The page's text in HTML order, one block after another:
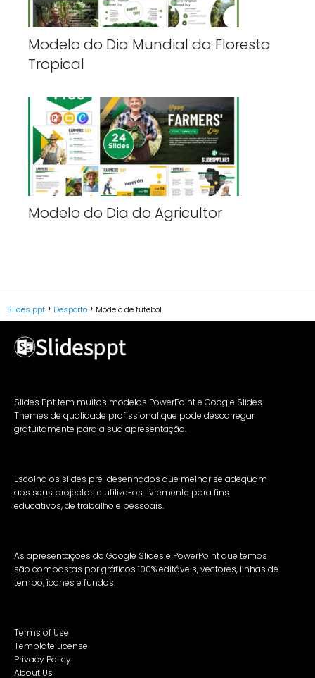
Modelo do Dia Mundial da Floresta
Tropical
Modelo do Dia do Agricultor
Slides ppt Desporto Modelo de futebol
Slides Ppt tem muitos modelos PowerPoint e Google Slides
Themes de qualidade profissional que pode descarregar
gratuitamente para a sua apresentação.
Escolha os slides pré-desenhados que melhor se adequam
aos seus projectos e utilize-os livremente para fins
educativos, de trabalho e pessoais.
As apresentações do Google Slides e PowerPoint que temos
são compostas por gráficos 100% editáveis, vectores, linhas de
tempo, ícones e fundos.
Terms of Use
Template License
Privacy Policy
About Us